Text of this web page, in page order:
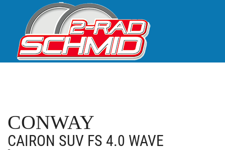
CONWAY
CAIRON SUV FS 4.0 WAVE